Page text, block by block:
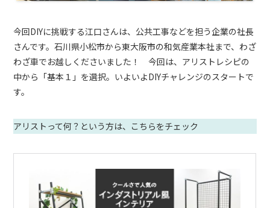
今回DIYに挑戦する江口さんは、公共工事などを担う企業の社長
さんです。石川県小松市から東大阪市の和気産業本社まで、わざ
わざ車でお越しくださいました！ 今回は、アリストレシピの
中から「基本１」を選択。いよいよDIYチャレンジのスタートで
す。
アリストって何？という方は、こちらをチェック